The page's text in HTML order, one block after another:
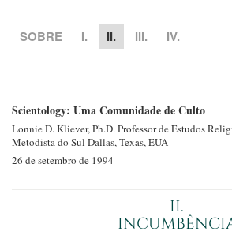
SOBRE I. II. III. IV.
Scientology: Uma Comunidade de Culto
Lonnie D. Kliever, Ph.D. Professor de Estudos
Metodista do Sul Dallas, Texas, EUA
26 de setembro de 1994
II.